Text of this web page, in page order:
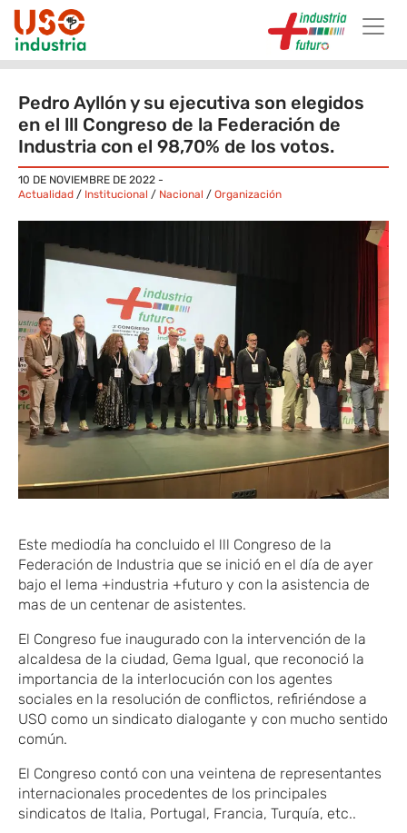
Skip to main content
Pedro Ayllón y su ejecutiva son elegidos
en el lll Congreso de la Federación de
Industria con el 98,70% de los votos.
10 DE NOVIEMBRE DE 2022 -
Actualidad / Institucional / Nacional / Organización
Este mediodía ha concluido el lll Congreso de la
Federación de Industria que se inició en el día de ayer
bajo el lema +industria +futuro y con la asistencia de
mas de un centenar de asistentes.
El Congreso fue inaugurado con la intervención de la
alcaldesa de la ciudad, Gema Igual, que reconoció la
importancia de la interlocución con los agentes
sociales en la resolución de conflictos, refiriéndose a
USO como un sindicato dialogante y con mucho sentido
común.
El Congreso contó con una veintena de representantes
internacionales procedentes de los principales
sindicatos de Italia, Portugal, Francia, Turquía, etc..